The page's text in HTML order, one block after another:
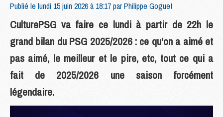
Publié le lundi 15 juin 2026 à 18:17 parPhilippe Goguet
CulturePSG va faire ce lundi à partir de 22h le
grand bilan du PSG 2025/2026 : ce qu'on a aimé et
pas aimé, le meilleur et le pire, etc, tout ce qui a
fait de 2025/2026 une saison forcément
légendaire.